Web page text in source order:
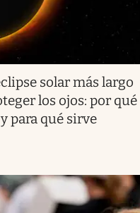
solar más largo
los ojos: por qué
para qué sirve